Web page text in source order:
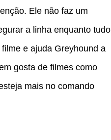
Ele não faz um
a linha enquanto tudo
e ajuda Greyhound a
gosta de filmes como
mais no comando